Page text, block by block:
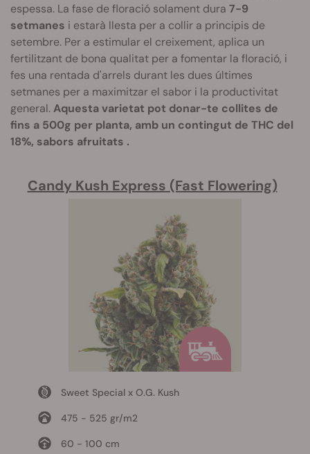
espessa. La fase de floració solament dura 7-9
setmanes i estarà llesta per a collir a principis de
setembre. Per a estimular el creixement, aplica un
fertilitzant de bona qualitat per a fomentar la floració, i
fes una rentada d'arrels durant les dues últimes
setmanes per a maximitzar el sabor i la productivitat
general.Aquesta varietat pot donar-te collites de
fins a 500g per planta, amb un contingut de THC del
18%, sabors afruitats .
Candy Kush Express (Fast Flowering)
Sweet Special x O.G. Kush
475 - 525 gr/m2
60 - 100 cm